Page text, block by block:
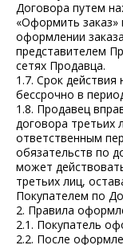
Договора путем
«Оформить заказ»
оформлении
представителем
сетях Продавца.
1.7. Срок
бессрочно в
1.8. Продавец
договора третьих
ответственным
обязательств по
может
третьих лиц,
Покупателем по
2. Правила
2.1. Покупатель
2.2. После